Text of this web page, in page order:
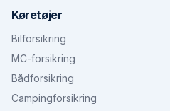
Køretøjer
Bilforsikring
MC-forsikring
Bådforsikring
Campingforsikring